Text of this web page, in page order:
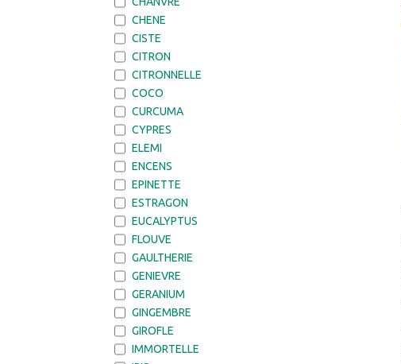
CHENE
CISTE
CITRON
CITRONNELLE
COCO
CURCUMA
CYPRES
ELEMI
ENCENS
EPINETTE
ESTRAGON
EUCALYPTUS
FLOUVE
GAULTHERIE
GENIEVRE
GERANIUM
GINGEMBRE
GIROFLE
IMMORTELLE